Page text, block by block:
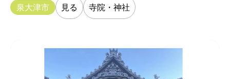
泉大津市 見る 寺院・神社